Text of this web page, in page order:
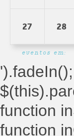
27 28
eventos em:
function
function